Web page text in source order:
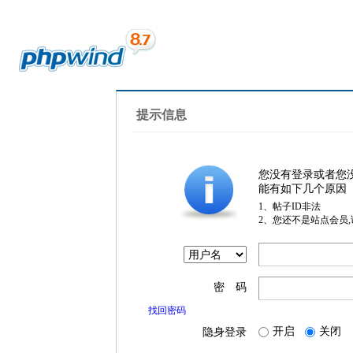
提示信息
您没有登录或者您
能有如下几个原因
1、帖子ID非法
2、您还不是站点会员
密 码
找回密码
隐身登录 开启 关闭